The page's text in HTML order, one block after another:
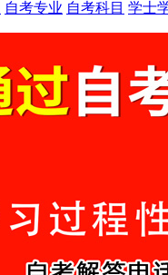
自考专业 自考科目 学士